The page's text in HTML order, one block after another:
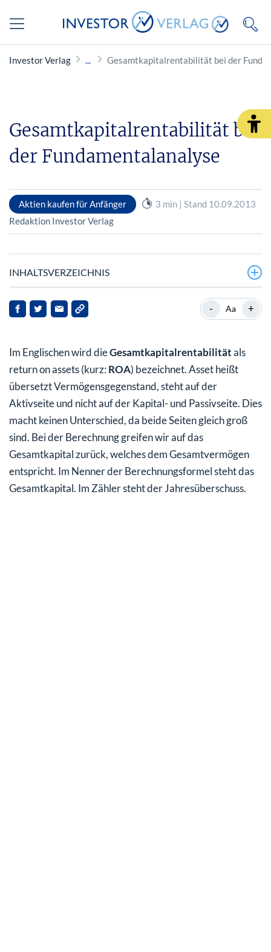
Investor Verlag Gesamtkapitalrentabilität bei der
Gesamtkapitalrentabilität bei
der Fundamentalanalyse
Aktien kaufen für Anfänger
3 min | Stand 10.09.2013
Redaktion Investor Verlag
INHALTSVERZEICHNIS
Zinsen erwirtschaftet und hinzuaddiert
Die Praxis ist komplexer
- Aa +
Im Englischen wird dieGesamtkapitalrentabilitätals
return on assets (kurz: ROA) bezeichnet. Asset heißt
übersetzt Vermögensgegenstand, steht auf der
Aktivseite und nicht auf der Kapital- und Passivseite. Dies
macht keinen Unterschied, da beide Seiten gleich groß
sind. Bei der Berechnung greifen wir auf das
Gesamtkapital zurück, welches dem Gesamtvermögen
entspricht. Im Nenner der Berechnungsformel steht das
Gesamtkapital. Im Zähler steht der Jahresüberschuss.